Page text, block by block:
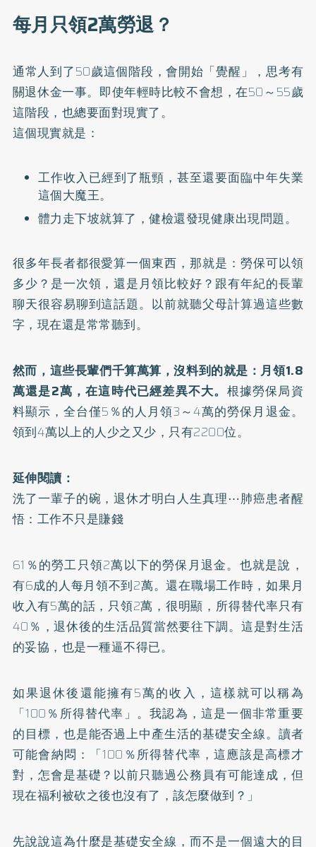
每月只領2萬勞退？
通常人到了50歲這個階段，會開始「覺醒」，思考有
關退休金一事。即使年輕時比較不會想，在50～55歲
這階段，也總要面對現實了。
這個現實就是：
工作收入已經到了瓶頸，甚至還要面臨中年失業
這個大魔王。
體力走下坡就算了，健檢還發現健康出現問題。
很多年長者都很愛算一個東西，那就是：勞保可以領
多少？是一次領，還是月領比較好？跟有年紀的長輩
聊天很容易聊到這話題。以前就聽父母計算過這些數
字，現在還是常常聽到。
然而，這些長輩們千算萬算，沒料到的就是：月領1.8
萬還是2萬，在這時代已經差異不大。 根據勞保局資
料顯示，全台僅5％的人月領3～4萬的勞保月退金。
領到4萬以上的人少之又少，只有2200位。
延伸閱讀：
洗了一輩子的碗，退休才明白人生真理⋯肺癌患者醒
悟：工作不只是賺錢
61％的勞工只領2萬以下的勞保月退金。也就是說，
有6成的人每月領不到2萬。還在職場工作時，如果月
收入有5萬的話，只領2萬，很明顯，所得替代率只有
40％，退休後的生活品質當然要往下調。這是對生活
的妥協，也是一種逼不得已。
如果退休後還能擁有5萬的收入，這樣就可以稱為
「100％所得替代率」。我認為，這是一個非常重要
的目標，也是能否過上中產生活的基礎安全線。讀者
可能會納悶：「100％所得替代率，這應該是高標才
對，怎會是基礎？以前只聽過公務員有可能達成，但
現在福利被砍之後也沒有了，該怎麼做到？」
先說說這為什麼是基礎安全線，而不是一個遠大的目